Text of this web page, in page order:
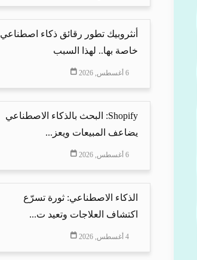
أنثروبيك تطور رقائق ذكاء اصطناعي
خاصة بها.. لهذا السبب
6 أغسطس, 2026
Shopify: البحث بالذكاء الاصطناعي
يضاعف المبيعات ويعز...
6 أغسطس, 2026
الذكاء الاصطناعي: ثورة تسرّع
اكتشاف العلاجات وتعيد ت...
4 أغسطس, 2026